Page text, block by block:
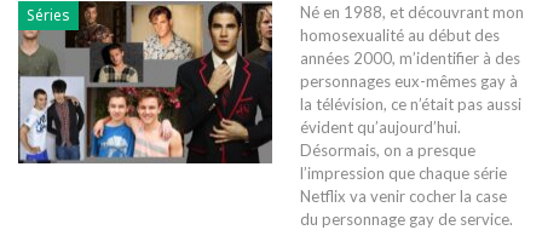
Séries
Né en 1988, et découvrant mon
homosexualité au début des
années 2000, m’identifier à des
personnages eux-mêmes gay à
la télévision, ce n’était pas aussi
évident qu’aujourd’hui.
Désormais, on a presque
l’impression que chaque série
Netflix va venir cocher la case
du personnage gay de service.